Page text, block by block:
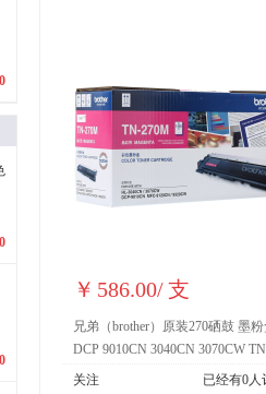
￥ 586.00/支
兄弟（brother）原装270硒鼓 墨
DCP 9010CN 3040CN 3070CW
270M品红色粉盒约1400页
关注 已经有0人